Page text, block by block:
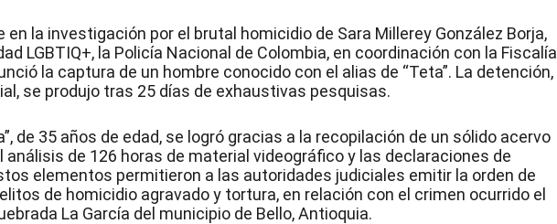
en la investigación por el brutal homicidio de Sara Millerey González Borja,
LGBTIQ+, la Policía Nacional de Colombia, en coordinación con la Fiscalía
la captura de un hombre conocido con el alias de “Teta”. La detención,
se produjo tras 25 días de exhaustivas pesquisas.
de 35 años de edad, se logró gracias a la recopilación de un sólido acervo
análisis de 126 horas de material videográfico y las declaraciones de
elementos permitieron a las autoridades judiciales emitir la orden de
de homicidio agravado y tortura, en relación con el crimen ocurrido el
La García del municipio de Bello, Antioquia.